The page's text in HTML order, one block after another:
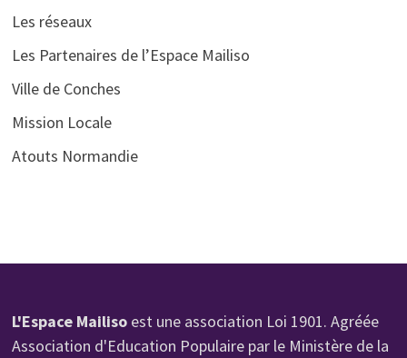
Les réseaux
Les Partenaires de l’Espace Mailiso
Ville de Conches
Mission Locale
Atouts Normandie
L'Espace Mailiso est une association Loi 1901. Agréée
Association d'Education Populaire par le Ministère de la